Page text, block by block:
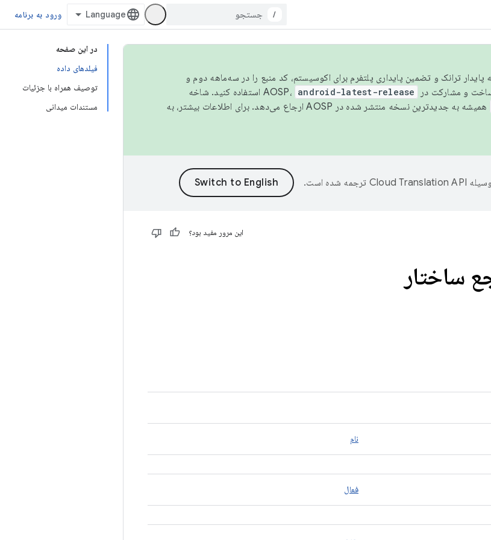
/ ورود به برنامه
در این صفحه
فیلدهای داده
توصیف همراه با جزئیات
مستندات میدانی
توسعه پایدار ترانک و تضمین پایداری پلتفرم برای اکوسیستم، کد منبع را در سه‌ماهه دوم و
android-latest-release
استفاده کنید. شاخه
همیشه به جدیدترین نسخه منتشر شده در AOSP ارجاع می‌دهد. برای اطلاعات بیشتر، به
ترجمه شده است.
این مرور مفید بود؟
نام
فعال